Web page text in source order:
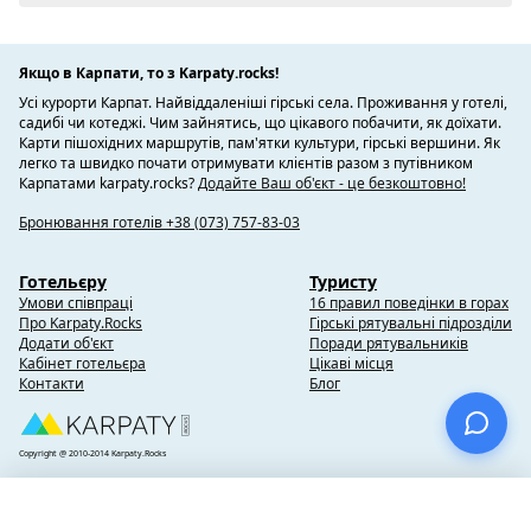
Якщо в Карпати, то з Karpaty.rocks!
Усі курорти Карпат. Найвіддаленіші гірські села. Проживання у готелі,
садибі чи котеджі. Чим зайнятись, що цікавого побачити, як доїхати.
Карти пішохідних маршрутів, пам'ятки культури, гірські вершини. Як
легко та швидко почати отримувати клієнтів разом з путівником
Карпатами karpaty.rocks?Додайте Ваш об'єкт - це безкоштовно!
Бронювання готелів +38 (073) 757-83-03
Готельєру
Умови співпраці
Про Karpaty.Rocks
Додати об'єкт
Кабінет готельєра
Контакти
Туристу
16 правил поведінки в горах
Гірські рятувальні підрозділи
Поради рятувальників
Цікаві місця
Блог
Copyright @ 2010-2014 Karpaty.Rocks